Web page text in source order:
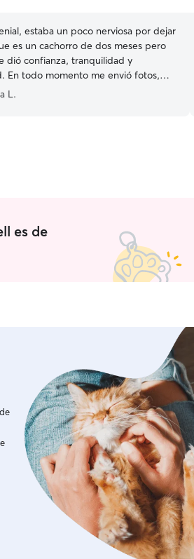
estaba un poco nerviosa por dejar
es un cachorro de dos meses pero
dió confianza, tranquilidad y
En todo momento me envió fotos,
constantes de que tal
encantados con Angels y
de seguro. Gracias por todo.
L.
es de